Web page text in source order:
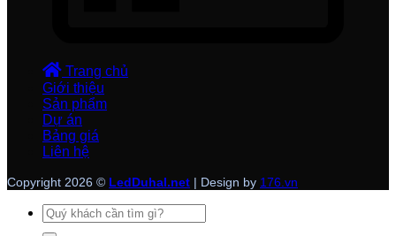
Trang chủ
Giới thiệu
Sản phẩm
Dự án
Bảng giá
Liên hệ
Copyright 2026 © LedDuhal.net | Design by 176.vn
Tìm
kiếm: